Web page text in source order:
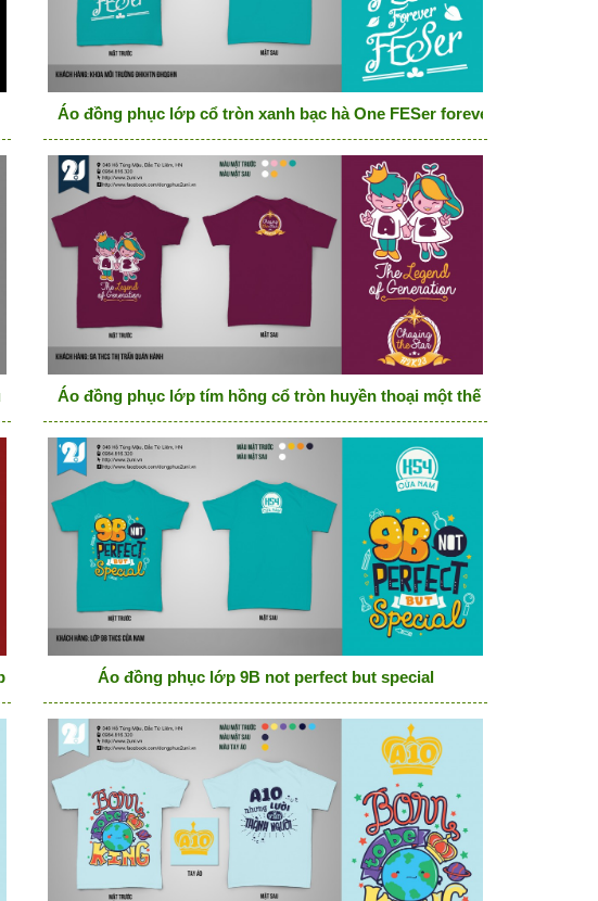
Áo đồng phục lớp cổ tròn xanh bạc hà One FESer forever FESer
your dream
Áo đồng phục lớp tím hồng cổ tròn huyền thoại một thế hệ
lu mờ khi chúng ta không thể, đoàn kết là never chết
Áo đồng phục lớp 9B not perfect but special